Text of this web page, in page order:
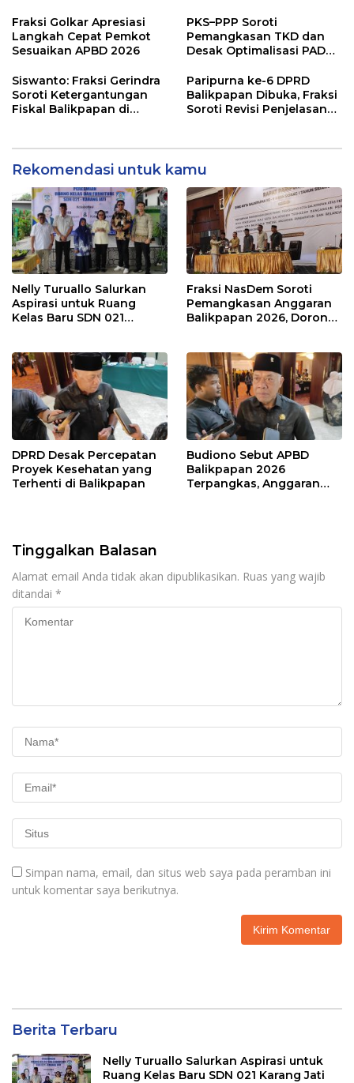
Pengawasan Belanja
Modal
Terukur sebagai
Penyangga IKN
Fraksi Golkar Apresiasi
Langkah Cepat Pemkot
Sesuaikan APBD 2026
PKS–PPP Soroti
Pemangkasan TKD dan
Desak Optimalisasi PAD
Balikpapan 2026
Siswanto: Fraksi Gerindra
Soroti Ketergantungan
Fiskal Balikpapan di
Paripurna ke-6 DPRD
Balikpapan Dibuka, Fraksi
Soroti Revisi Penjelasan
Rekomendasi untuk kamu
Nelly Turuallo Salurkan
Aspirasi untuk Ruang
Kelas Baru SDN 021
Fraksi NasDem Soroti
Pemangkasan Anggaran
Balikpapan 2026, Dorong
DPRD Desak Percepatan
Proyek Kesehatan yang
Terhenti di Balikpapan
Budiono Sebut APBD
Balikpapan 2026
Terpangkas, Anggaran
Tinggalkan Balasan
Alamat email Anda tidak akan dipublikasikan. Ruas yang wajib
ditandai *
Simpan nama, email, dan situs web saya pada peramban ini
untuk komentar saya berikutnya.
Berita Terbaru
Nelly Turuallo Salurkan Aspirasi untuk
Ruang Kelas Baru SDN 021 Karang Jati